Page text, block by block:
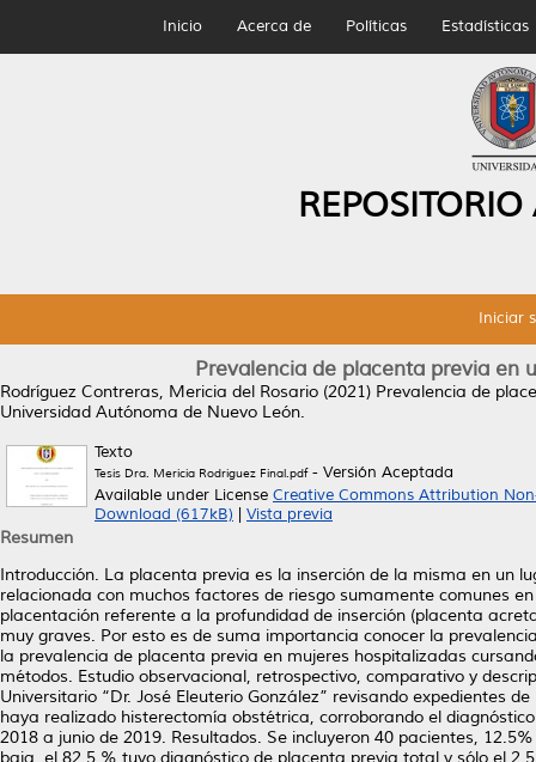
Inicio Acerca de Políticas Estadísticas
Iniciar
Prevalencia de placenta previa en
Rodríguez Contreras, Mericia del Rosario (2021) Prevalencia de
Universidad Autónoma de Nuevo León.
Texto
Tesis Dra. Mericia Rodriguez Final.pdf- Versión Aceptada
Available under License Creative Commons Attribution
Download (617kB)
Vista previa
Resumen
Introducción. La placenta previa es la inserción de la misma en un
relacionada con muchos factores de riesgo sumamente comunes
placentación referente a la profundidad de inserción (placenta
muy graves. Por esto es de suma importancia conocer la
la prevalencia de placenta previa en mujeres hospitalizadas
métodos. Estudio observacional, retrospectivo, comparativo y
Universitario “Dr. José Eleuterio González” revisando expedientes
haya realizado histerectomía obstétrica, corroborando el
2018 a junio de 2019. Resultados. Se incluyeron 40 pacientes,
baja, el 82.5 % tuvo diagnóstico de placenta previa total y sólo el